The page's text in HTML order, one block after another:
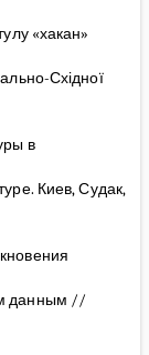
«хакан»
Східної
в
Киев, Судак,
данным //